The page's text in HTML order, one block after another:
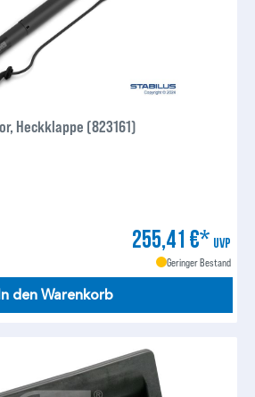
Heckklappe (823161)
255,41 €* UVP
Geringer Bestand
den Warenkorb